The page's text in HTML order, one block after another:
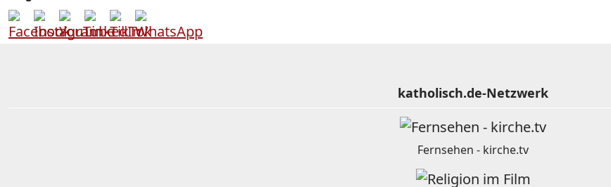
katholisch.de-Netzwerk
Fernsehen - kirche.tv